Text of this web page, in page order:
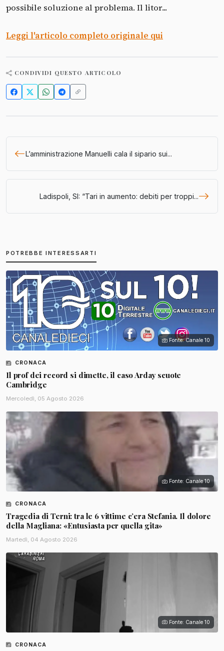
possibile soluzione al problema. Il litor...
Leggi l'articolo completo originale qui
CONDIVIDI QUESTO ARTICOLO
L’amministrazione Manuelli cala il sipario sui...
Ladispoli, SI: “Tari in aumento: debiti per troppi...
POTREBBE INTERESSARTI
Fonte: Canale 10
CRONACA
Il prof dei record si dimette, il caso Arday scuote
Cambridge
Mercoledì, 05 Agosto 2026
Fonte: Canale 10
CRONACA
Tragedia di Terni: tra le 6 vittime c’era Stefania. Il dolore
della Magliana: «Entusiasta per quella gita»
Martedì, 04 Agosto 2026
Fonte: Canale 10
CRONACA